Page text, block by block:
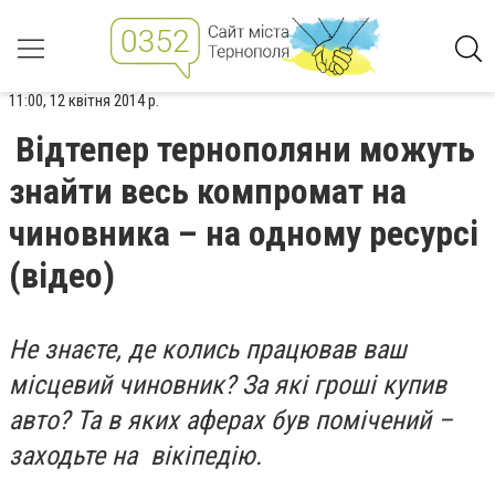
11:00, 12 квітня 2014 р.
Відтепер тернополяни можуть
знайти весь компромат на
чиновника – на одному ресурсі
(відео)
Не знаєте, де колись працював ваш
місцевий чиновник? За які гроші купив
авто? Та в яких аферах був помічений –
заходьте на вікіпедію.